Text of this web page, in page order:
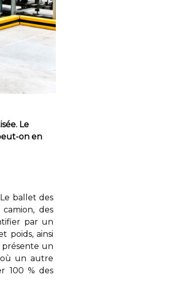
Le
on en
ballet des
des
par un
poids, ainsi
un
un autre
100 % des